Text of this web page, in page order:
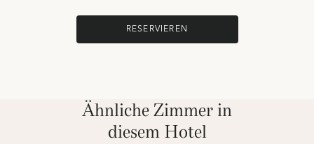
RESERVIEREN
Ähnliche Zimmer in
diesem Hotel